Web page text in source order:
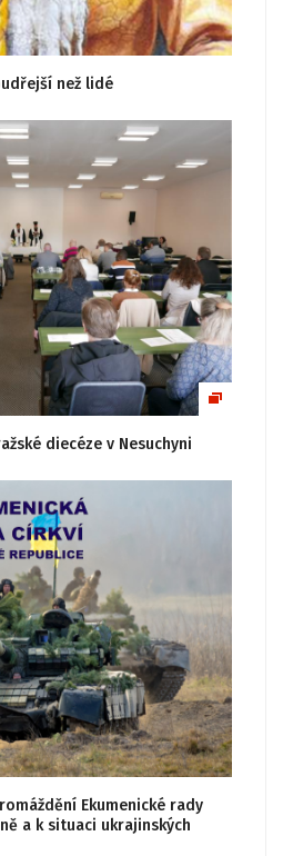
než lidé
diecéze v Nesuchyni
Ekumenické rady
a k situaci ukrajinských